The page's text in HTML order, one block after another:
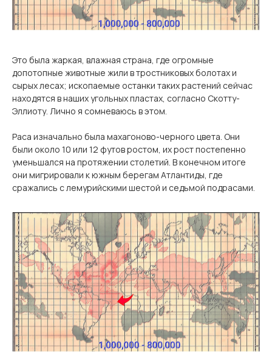
Это была жаркая, влажная страна, где огромные
допотопные животные жили в тростниковых болотах и ​​
сырых лесах; ископаемые останки таких растений сейчас
находятся в наших угольных пластах, согласно Скотту-
Эллиоту. Лично я сомневаюсь в этом.
Раса изначально была махагоново-черного цвета. Они
были около 10 или 12 футов ростом, их рост постепенно
уменьшался на протяжении столетий. В конечном итоге
они мигрировали к южным берегам Атлантиды, где
сражались с лемурийскими шестой и седьмой подрасами.